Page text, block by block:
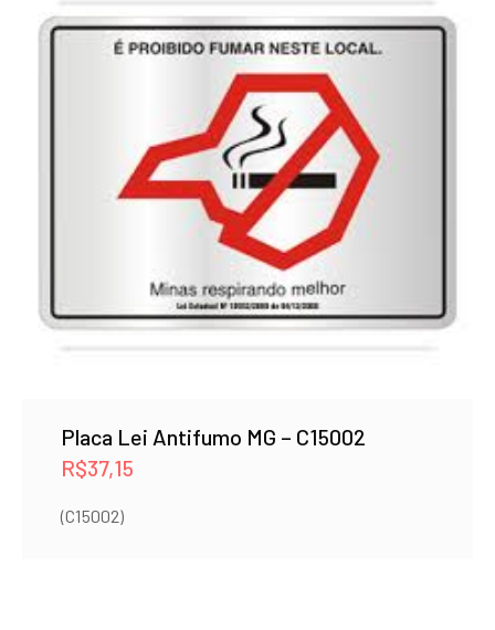
Placa Lei Antifumo MG – C15002
R$37,15
(C15002)